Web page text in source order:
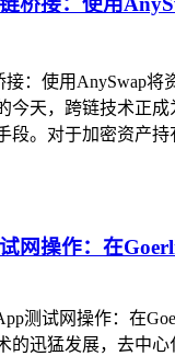
：使用AnySwap将
今天，跨链技术正
段。对于加密资产持
网操作：在
测试网操作：在
的迅猛发展，去中心